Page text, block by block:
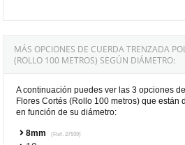
MÁS OPCIONES DE CUERDA TRENZADA
(ROLLO 100 METROS) SEGÚN DIÁMETRO:
A continuación puedes ver las 3 opciones
Flores Cortés (Rollo 100 metros) que están
en función de su diámetro:
8mm (Ref. 27539)